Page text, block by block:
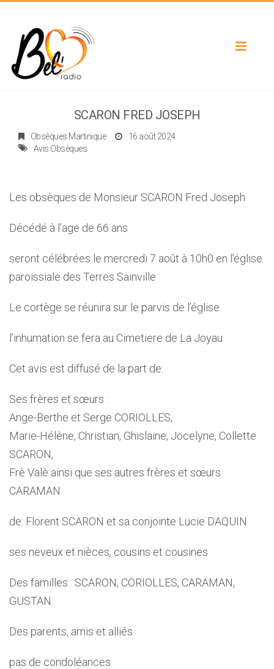
Toggle
SCARON FRED JOSEPH
Obsèques Martinique
16 août 2024
Avis Obsèques
Les obsèques de Monsieur SCARON Fred Joseph
Décédé à l’age de 66 ans
seront célébrées le mercredi 7 août à 10h0 en l’église
paroissiale des Terres Sainville
Le cortège se réunira sur le parvis de l’église
l’inhumation se fera au Cimetiere de La Joyau
Cet avis est diffusé de la part de:
Ses frères et sœurs :
Ange-Berthe et Serge CORIOLLES,
Marie-Hélène, Christian, Ghislaine, Jocelyne, Collette
SCARON,
Frè Valè ainsi que ses autres frères et sœurs
CARAMAN
de: Florent SCARON et sa conjointe Lucie DAQUIN
ses neveux et nièces, cousins et cousines
Des familles : SCARON, CORIOLLES, CARAMAN,
GUSTAN
Des parents, amis et alliés
pas de condoléances